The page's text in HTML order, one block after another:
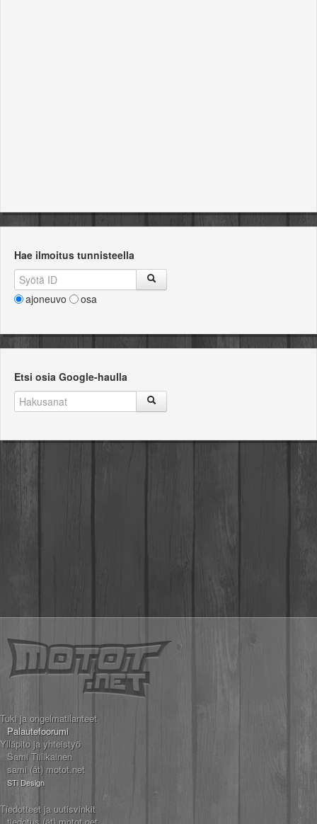
Hae ilmoitus tunnisteella
ajoneuvo osa
Etsi osia Google-haulla
Tuki ja ongelmatilanteet
Palautefoorumi
Ylläpito ja yhteistyö
Sami Tiilikainen
sami (ät) motot.net
STi Design
Tiedotteet ja uutisvinkit
tiedotus (ät) motot.net